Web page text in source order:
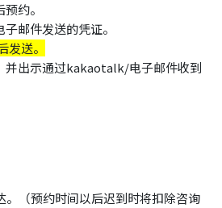
约。
邮件发送的凭证。
送。
并出示通过kakaotalk/电子邮件收到
。（预约时间以后迟到时将扣除咨询